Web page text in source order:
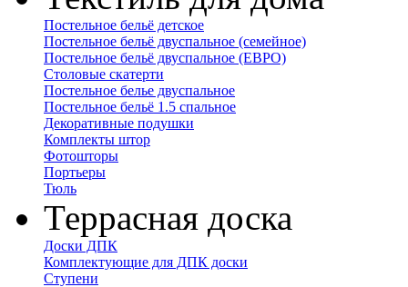
Постельное бельё детское
Постельное бельё двуспальное (семейное)
Постельное бельё двуспальное (ЕВРО)
Столовые скатерти
Постельное белье двуспальное
Постельное бельё 1.5 спальное
Декоративные подушки
Комплекты штор
Фотошторы
Портьеры
Тюль
Террасная доска
Доски ДПК
Комплектующие для ДПК доски
Ступени